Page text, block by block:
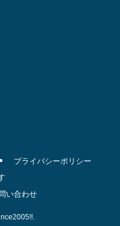
プライバシーポリシー
い合わせ